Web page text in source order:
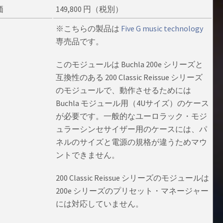
149,800 円（税別）
※こちらの製品は Five G music technology
専売品です。
このモジュールは Buchla 200e シリーズと
互換性のある 200 Classic Reissue シリーズ
のモジュールで、動作させるためには
Buchla モジュール用（4Uサイズ）のケース
が必要です。一般的なユーロラック・モジ
ュラーシンセサイザー用のケースには、パ
ネルのサイズと電源の規格が違うためマウ
ントできません。
200 Classic Reissue シリーズのモジュールは
200e シリーズのプリセット・マネージャー
には対応していません。